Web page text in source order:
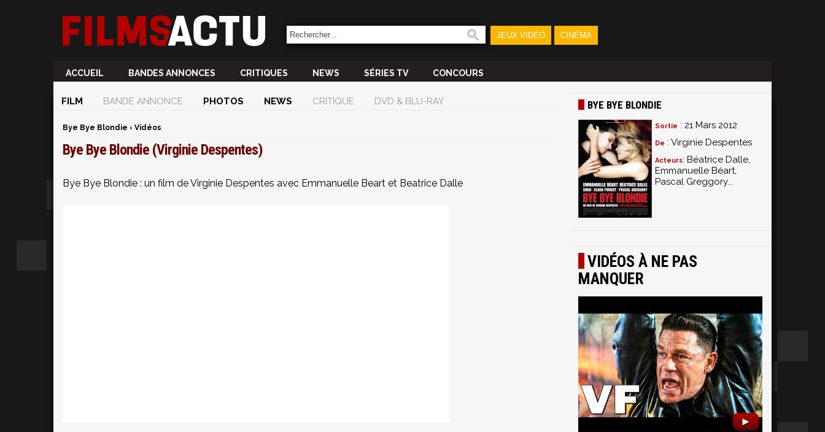
JEUX VIDÉO CINÉMA
ACCUEIL BANDES ANNONCES CRITIQUES NEWS SÉRIES TV CONCOURS
FILM BANDE ANNONCE PHOTOS NEWS CRITIQUE DVD & BLU-RAY
Bye Bye Blondie › Vidéos
Bye Bye Blondie (Virginie Despentes)
Bye Bye Blondie : un film de Virginie Despentes avec Emmanuelle Beart et Beatrice Dalle
BYE BYE BLONDIE
Sortie : 21 Mars 2012
De : Virginie Despentes
Acteurs: Béatrice Dalle,
Emmanuelle Béart,
Pascal Greggory...
VIDÉOS À NE PAS
MANQUER
►